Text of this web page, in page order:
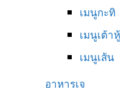
เมนูกะทิ
เมนูเต้าหู้
เมนูเส้น
อาหารเจ